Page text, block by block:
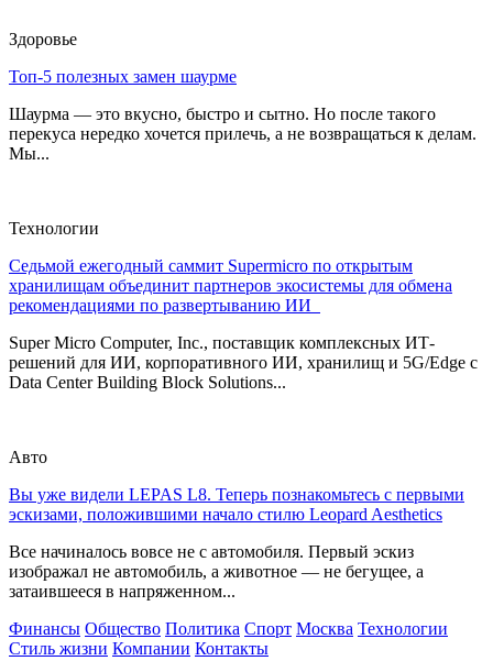
Здоровье
Топ-5 полезных замен шаурме
Шаурма — это вкусно, быстро и сытно. Но после такого
перекуса нередко хочется прилечь, а не возвращаться к делам.
Мы...
Технологии
Седьмой ежегодный саммит Supermicro по открытым
хранилищам объединит партнеров экосистемы для обмена
рекомендациями по развертыванию ИИ
Super Micro Computer, Inc., поставщик комплексных ИТ-
решений для ИИ, корпоративного ИИ, хранилищ и 5G/Edge с
Data Center Building Block Solutions...
Авто
Вы уже видели LEPAS L8. Теперь познакомьтесь с первыми
эскизами, положившими начало стилю Leopard Aesthetics
Все начиналось вовсе не с автомобиля. Первый эскиз
изображал не автомобиль, а животное — не бегущее, а
затаившееся в напряженном...
Финансы Общество Политика Спорт Москва Технологии
Стиль жизни Компании Контакты